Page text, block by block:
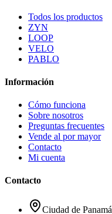
Todos los productos
ZYN
LOOP
VELO
PABLO
Información
Cómo funciona
Sobre nosotros
Preguntas frecuentes
Vende al por mayor
Contacto
Mi cuenta
Contacto
Ciudad de Panamá